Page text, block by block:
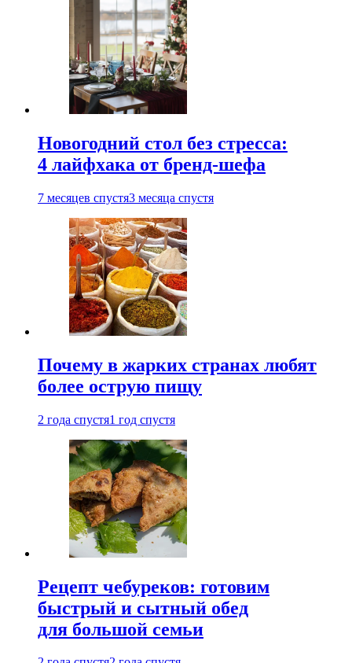
Новогодний стол без стресса:
4 лайфхака от бренд-шефа
7 месяцев спустя3 месяца спустя
Почему в жарких странах любят
более острую пищу
2 года спустя1 год спустя
Рецепт чебуреков: готовим
быстрый и сытный обед
для большой семьи